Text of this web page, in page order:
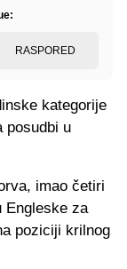
RASPORED
kategorije
posudbi u
imao četiri
Engleske za
poziciji krilnog